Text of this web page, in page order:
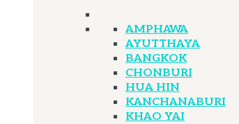
AMPHAWA
AYUTTHAYA
BANGKOK
CHONBURI
HUA HIN
KANCHANABURI
KHAO YAI